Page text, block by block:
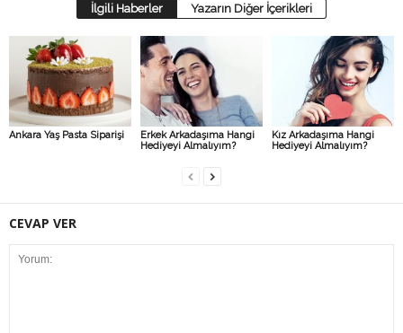
İlgili Haberler Yazarın Diğer İçerikleri
Ankara Yaş Pasta Siparişi
Erkek Arkadaşıma Hangi
Hediyeyi Almalıyım?
Kız Arkadaşıma Hangi
Hediyeyi Almalıyım?
CEVAP VER